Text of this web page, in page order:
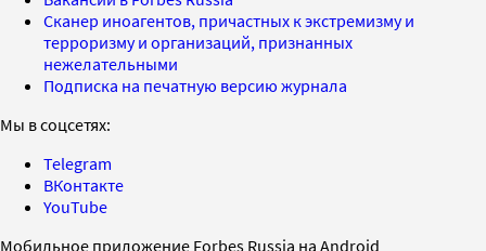
Сканер иноагентов, причастных к экстремизму и
терроризму и организаций, признанных
нежелательными
Подписка на печатную версию журнала
Мы в соцсетях:
Telegram
ВКонтакте
YouTube
Мобильное приложение Forbes Russia на Android